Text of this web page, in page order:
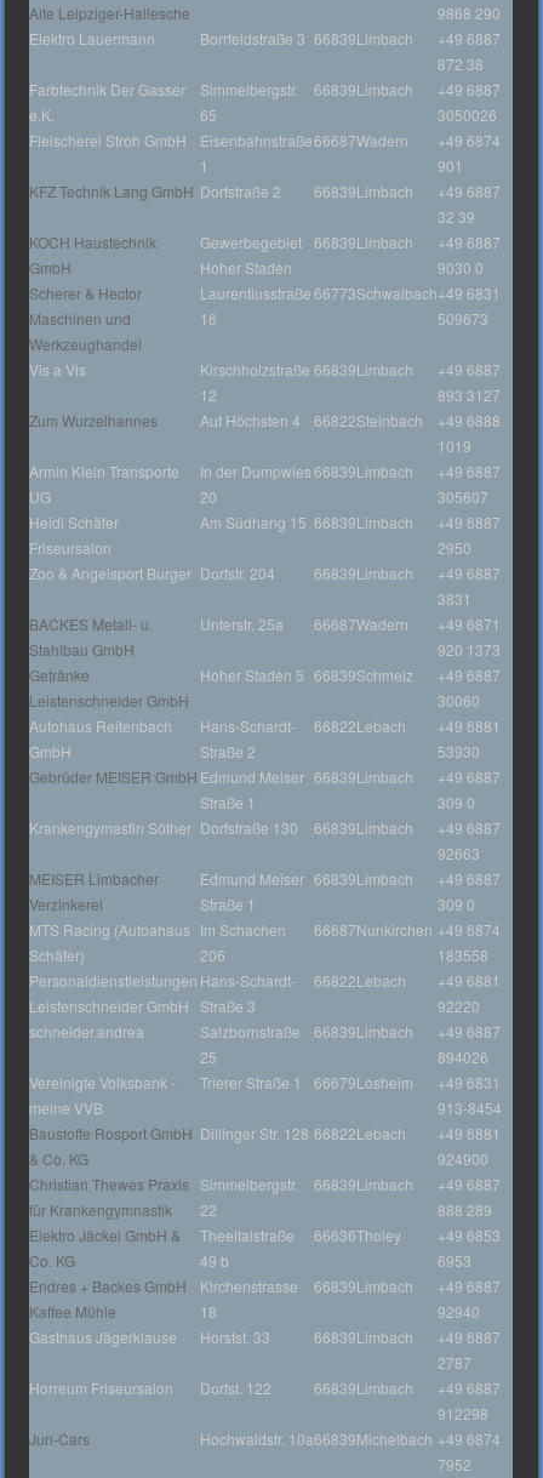
Alte Leipziger-Hallesche
9868 290
Elektro Lauermann
Borrfeldstraße 3 66839Limbach
+49 6887
872 38
Farbtechnik Der Gasser
e.K.
Simmelbergstr.
65
66839Limbach
+49 6887
3050026
Fleischerei Stroh GmbH
Eisenbahnstraße
1
66687Wadern
+49 6874
901
KFZ Technik Lang GmbH Dorfstraße 2 66839Limbach
+49 6887
32 39
KOCH Haustechnik
GmbH
Gewerbegebiet
Hoher Staden
66839Limbach
+49 6887
9030 0
Scherer & Hector
Maschinen und
Werkzeughandel
Laurentiusstraße
16
66773Schwalbach+49 6831
509673
Vis a Vis
Kirschholzstraße
12
66839Limbach
+49 6887
893 3127
Zum Wurzelhannes
Auf Höchsten 4 66822Steinbach
+49 6888
1019
Armin Klein Transporte
UG
In der Dumpwies
20
66839Limbach
+49 6887
305607
Heidi Schäfer
Friseursalon
Am Südhang 15 66839Limbach
+49 6887
2950
Zoo & Angelsport Burger Dorfstr. 204 66839Limbach
+49 6887
3831
BACKES Metall- u.
Stahlbau GmbH
Unterstr. 25a 66687Wadern
+49 6871
920 1373
Getränke
Leistenschneider GmbH
Hoher Staden 5 66839Schmelz
+49 6887
30060
Autohaus Reitenbach
GmbH
Hans-Schardt-
Straße 2
66822Lebach
+49 6881
53930
Gebrüder MEISER GmbH Edmund Meiser
Straße 1
66839Limbach
+49 6887
309 0
Krankengymastin Söther Dorfstraße 130 66839Limbach
+49 6887
92663
MEISER Limbacher
Verzinkerei
Edmund Meiser
Straße 1
66839Limbach
+49 6887
309 0
MTS Racing (Autoahaus
Schäfer)
Im Schachen
206
66687Nunkirchen +49 6874
183558
Personaldienstleistungen
Leistenschneider GmbH
Hans-Schardt-
Straße 3
66822Lebach
+49 6881
92220
schneider.andrea
Salzbornstraße
25
66839Limbach
+49 6887
894026
Vereinigte Volksbank -
meine VVB
Trierer Straße 1 66679Losheim
+49 6831
913-8454
Baustoffe Rosport GmbH
& Co. KG
Dillinger Str. 128 66822Lebach
+49 6881
924900
Christian Thewes Praxis
für Krankengymnastik
Simmelbergstr.
22
66839Limbach
+49 6887
888 289
Elektro Jäckel GmbH &
Co. KG
Theeltalstraße
49 b
66636Tholey
+49 6853
6953
Endres + Backes GmbH
Kaffee Mühle
Kirchenstrasse
18
66839Limbach
+49 6887
92940
Gasthaus Jägerklause
Horstst. 33 66839Limbach
+49 6887
2787
Horreum Friseursalon
Dorfst. 122 66839Limbach
+49 6887
912298
Jun-Cars
Hochwaldstr. 10a66839Michelbach +49 6874
7952